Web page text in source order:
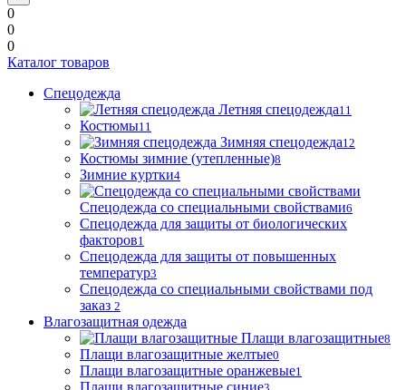
0
0
0
Каталог товаров
Спецодежда
Летняя спецодежда11
Костюмы11
Зимняя спецодежда12
Костюмы зимние (утепленные)8
Зимние куртки4
Спецодежда со специальными свойствами6
Спецодежда для защиты от биологических
факторов1
Спецодежда для защиты от повышенных
температур3
Спецодежда со специальными свойствами под
заказ 2
Влагозащитная одежда
Плащи влагозащитные8
Плащи влагозащитные желтые0
Плащи влагозащитные оранжевые1
Плащи влагозащитные синие